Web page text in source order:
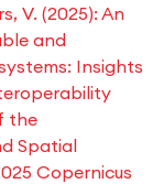
V. (2025): An
and
Insights
the
Spatial
Copernicus